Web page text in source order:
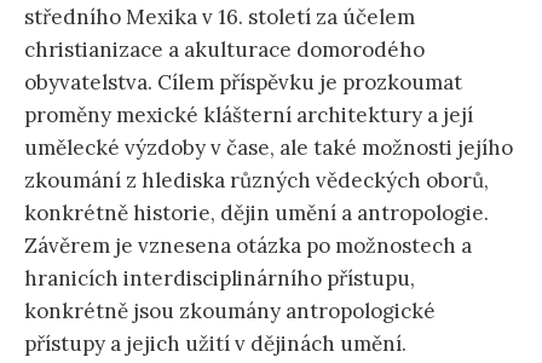
středního Mexika v 16. století za účelem
christianizace a akulturace domorodého
obyvatelstva. Cílem příspěvku je prozkoumat
proměny mexické klášterní architektury a její
umělecké výzdoby v čase, ale také možnosti jejího
zkoumání z hlediska různých vědeckých oborů,
konkrétně historie, dějin umění a antropologie.
Závěrem je vznesena otázka po možnostech a
hranicích interdisciplinárního přístupu,
konkrétně jsou zkoumány antropologické
přístupy a jejich užití v dějinách umění.